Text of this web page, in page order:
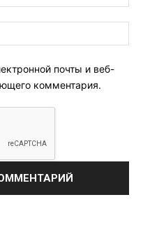
почты и веб-
комментария.